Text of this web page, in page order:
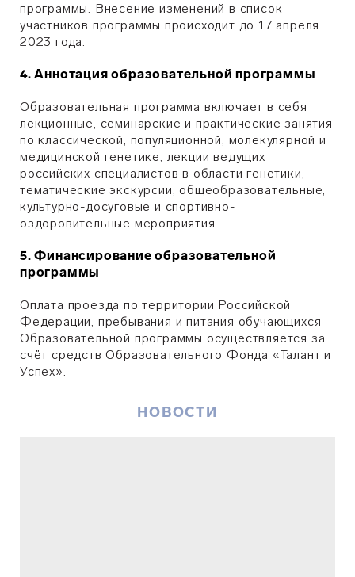
программы. Внесение изменений в список
участников программы происходит до 17 апреля
2023 года.
4. Аннотация образовательной программы
Образовательная программа включает в себя
лекционные, семинарские и практические занятия
по классической, популяционной, молекулярной и
медицинской генетике, лекции ведущих
российских специалистов в области генетики,
тематические экскурсии, общеобразовательные,
культурно-досуговые и спортивно-
оздоровительные мероприятия.
5. Финансирование образовательной
программы
Оплата проезда по территории Российской
Федерации, пребывания и питания обучающихся
Образовательной программы осуществляется за
счёт средств Образовательного Фонда «Талант и
Успех».
НОВОСТИ